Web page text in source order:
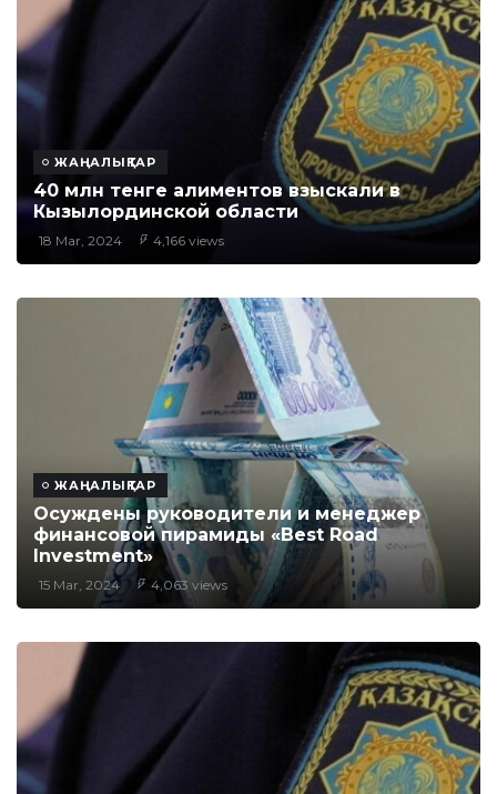
ЖАҢАЛЫҚТАР
40 млн тенге алиментов взыскали в
Кызылординской области
18 Mar, 2024 4,166 views
ЖАҢАЛЫҚТАР
Осуждены руководители и менеджер
финансовой пирамиды «Best Road
Investment»
15 Mar, 2024 4,063 views